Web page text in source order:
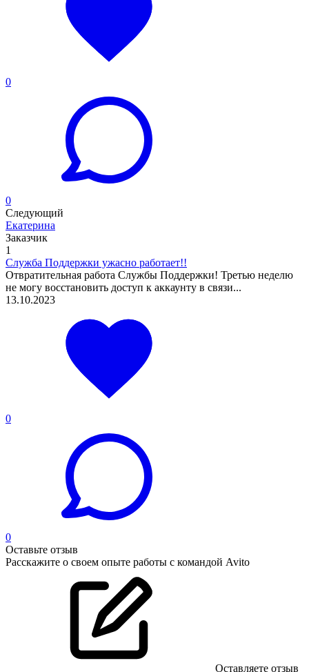
0
0
Следующий
Екатерина
Заказчик
1
Служба Поддержки ужасно работает!!
Отвратительная работа Службы Поддержки! Третью неделю
не могу восстановить доступ к аккаунту в связи...
13.10.2023
0
0
Оставьте отзыв
Расскажите о своем опыте работы с командой Avito
Оставляете отзыв